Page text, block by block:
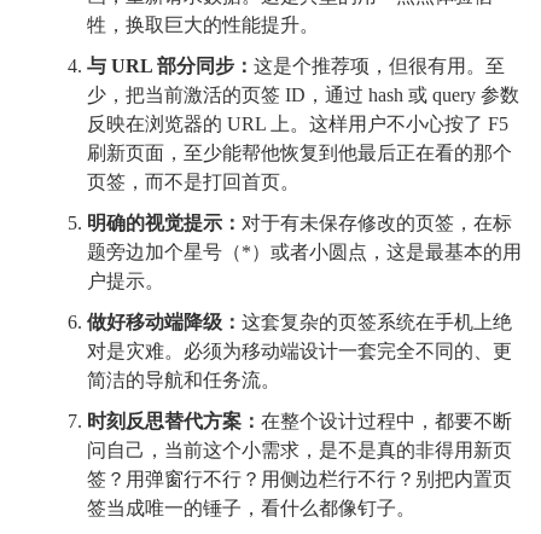
牲，换取巨大的性能提升。
与 URL 部分同步： 这是个推荐项，但很有用。至
少，把当前激活的页签 ID，通过 hash 或 query 参数
反映在浏览器的 URL 上。这样用户不小心按了 F5
刷新页面，至少能帮他恢复到他最后正在看的那个
页签，而不是打回首页。
明确的视觉提示： 对于有未保存修改的页签，在标
题旁边加个星号（*）或者小圆点，这是最基本的用
户提示。
做好移动端降级： 这套复杂的页签系统在手机上绝
对是灾难。必须为移动端设计一套完全不同的、更
简洁的导航和任务流。
时刻反思替代方案： 在整个设计过程中，都要不断
问自己，当前这个小需求，是不是真的非得用新页
签？用弹窗行不行？用侧边栏行不行？别把内置页
签当成唯一的锤子，看什么都像钉子。